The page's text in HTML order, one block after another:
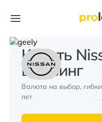
Купить
в лизинг
Валюта на выбор,
лет